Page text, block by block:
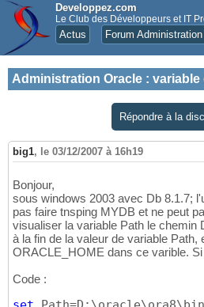
Developpez.com
Le Club des Développeurs et IT
Actus Forum
Administration Oracle : variable
Répondre à la
big1, le 03/12/2007 à 16h19
Bonjour,
sous windows 2003 avec Db 8.1.7;
pas faire tnsping MYDB et ne peut
visualiser la variable Path le chemin
à la fin de la valeur de variable Path,
ORACLE_HOME dans ce varible. Si
Code :